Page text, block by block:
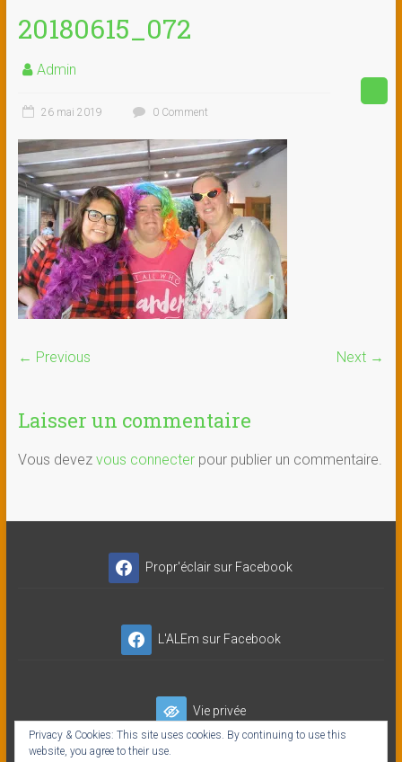
20180615_072
Admin
26 mai 2019 0 Comment
← Previous Next →
Laisser un commentaire
Vous devez vous connecterpour publier un commentaire.
Propr'éclair sur Facebook
L'ALEm sur Facebook
Vie privée
Privacy & Cookies: This site uses cookies. By continuing to use this
website, you agree to their use.